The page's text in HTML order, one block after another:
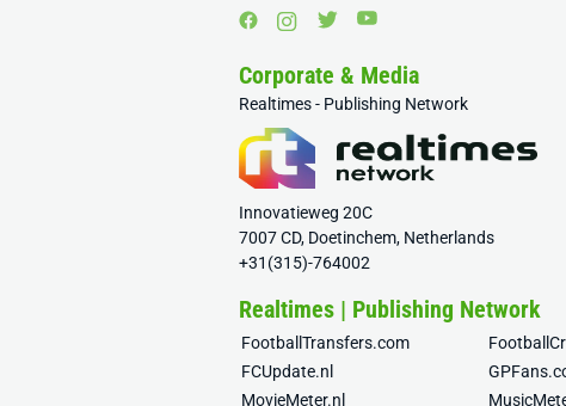
Corporate & Media
Realtimes - Publishing Network
Innovatieweg 20C
7007 CD, Doetinchem, Netherlands
+31(315)-764002
Realtimes | Publishing Network
FootballTransfers.com
FCUpdate.nl
MovieMeter.nl